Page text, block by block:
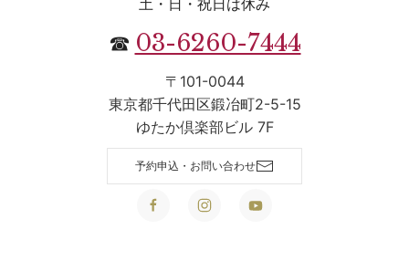
☎ 03-6260-7444
〒101-0044
東京都千代田区鍛冶町2-5-15
ゆたか倶楽部ビル 7F
予約申込・お問い合わせ